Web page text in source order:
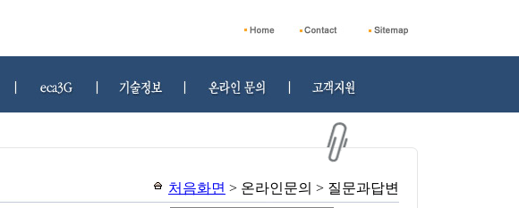
처음화면 > 온라인문의 > 질문과답변